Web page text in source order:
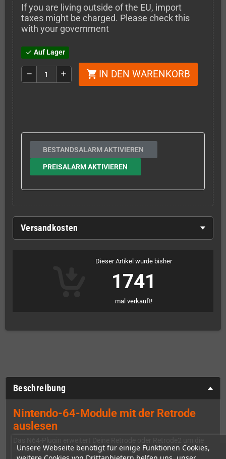
Unsere Webseite benötigt für einige Funktionen Cookies,
If you are living outside of the EU, import
taxes might be charged. Please check this
with your government
check Auf Lager
remove add shopping_cart IN DEN WARENKORB
BESTANDSALARM AKTIVIEREN
PREISALARM AKTIVIEREN
Versandkosten
Dieser Artikel wurde bisher
1741
mal verkauft!
Beschreibung
Nintendo-64-Module mit der Retrode
auslesen
Möglichkeit, originale Nintendo-64-Spielmodule am Computer